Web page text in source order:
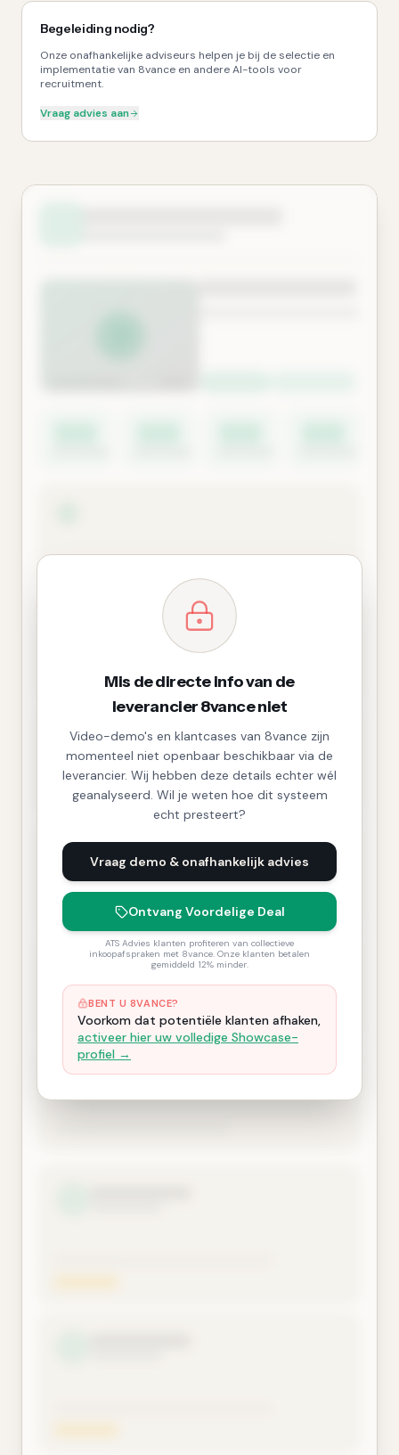
Begeleiding nodig?
Onze onafhankelijke adviseurs helpen je bij de selectie en
implementatie van 8vance en andere AI-tools voor
recruitment.
Vraag advies aan
Mis de directe info van de
leverancier 8vance niet
Video-demo's en klantcases van 8vance zijn
momenteel niet openbaar beschikbaar via de
leverancier. Wij hebben deze details echter wél
geanalyseerd. Wil je weten hoe dit systeem
echt presteert?
Vraag demo & onafhankelijk advies
Ontvang Voordelige Deal
ATS Advies klanten profiteren van collectieve
inkoopafspraken met 8vance. Onze klanten betalen
gemiddeld 12% minder.
BENT U 8VANCE?
Voorkom dat potentiële klanten afhaken,
activeer hier uw volledige Showcase-
profiel →